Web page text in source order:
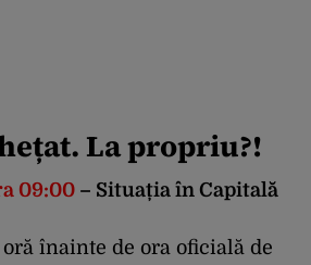
La propriu?!
09:00 – Situația în Capitală
înainte de ora oficială de